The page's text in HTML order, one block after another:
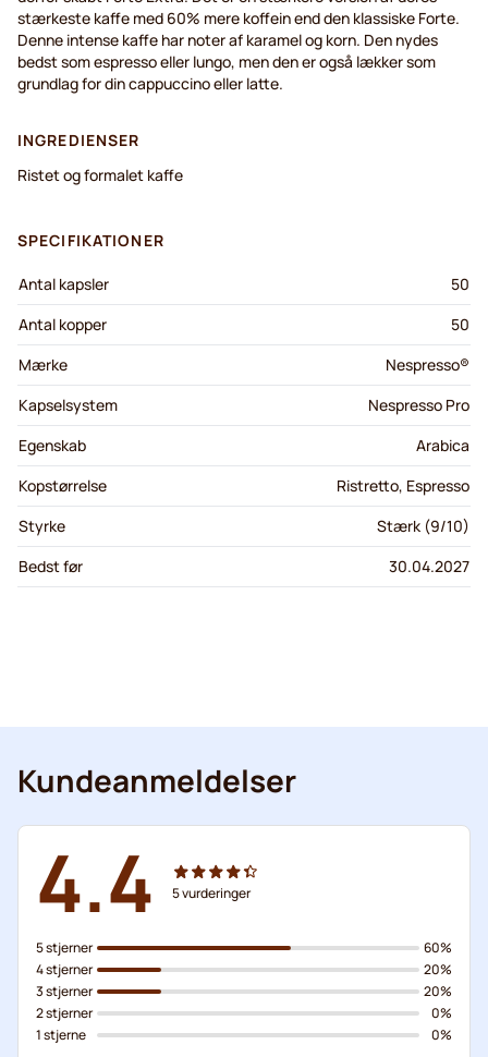
stærkeste kaffe med 60% mere koffein end den klassiske Forte.
Denne intense kaffe har noter af karamel og korn. Den nydes
bedst som espresso eller lungo, men den er også lækker som
grundlag for din cappuccino eller latte.
INGREDIENSER
Ristet og formalet kaffe
SPECIFIKATIONER
Antal kapsler
50
Antal kopper
50
Mærke
Nespresso®
Kapselsystem
Nespresso Pro
Egenskab
Arabica
Kopstørrelse
Ristretto, Espresso
Styrke
Stærk (9/10)
Bedst før
30.04.2027
Kundeanmeldelser
4.4 5vurderinger
5 stjerner
4 stjerner
3 stjerner
2 stjerner
1 stjerne
60%
20%
20%
0%
0%